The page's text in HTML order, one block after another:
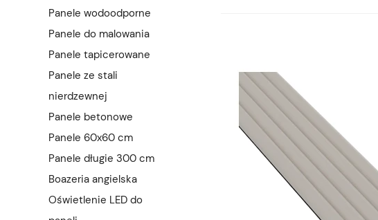
Panele wodoodporne
Panele do malowania
Panele tapicerowane
Panele ze stali
nierdzewnej
Panele betonowe
Panele 60x60 cm
Panele długie 300 cm
Boazeria angielska
Oświetlenie LED do